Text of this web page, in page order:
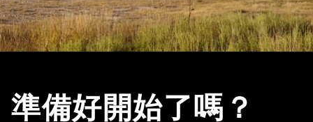
準備好開始了嗎？